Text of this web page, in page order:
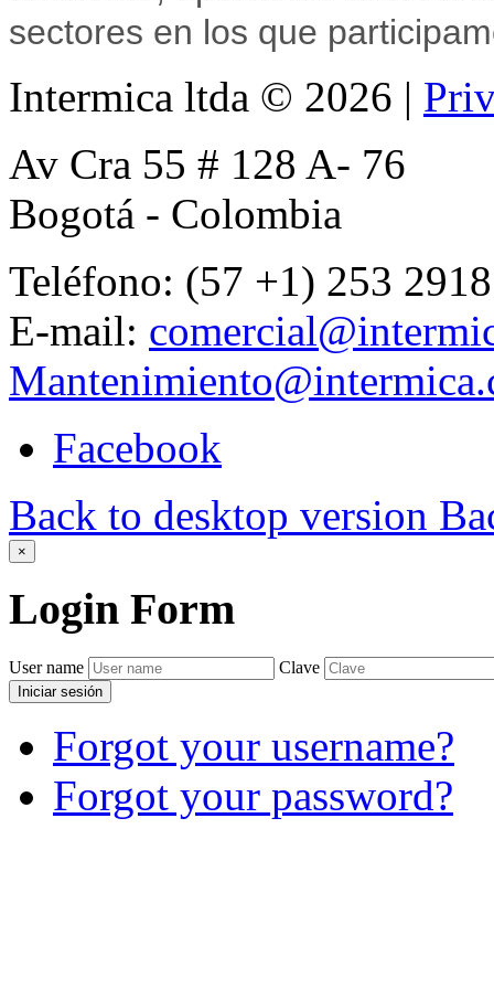
sectores en los que
Intermica ltda © 2026 |
Av Cra 55 # 128 A- 76
Bogotá - Colombia
Teléfono: (57 +1) 253
E-mail:
Facebook
Back to desktop version
×
Login Form
User name Clave
Iniciar sesión
Forgot your username?
Forgot your password?